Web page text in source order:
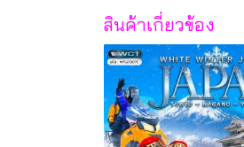
สินค้าเกี่ยวข้อง